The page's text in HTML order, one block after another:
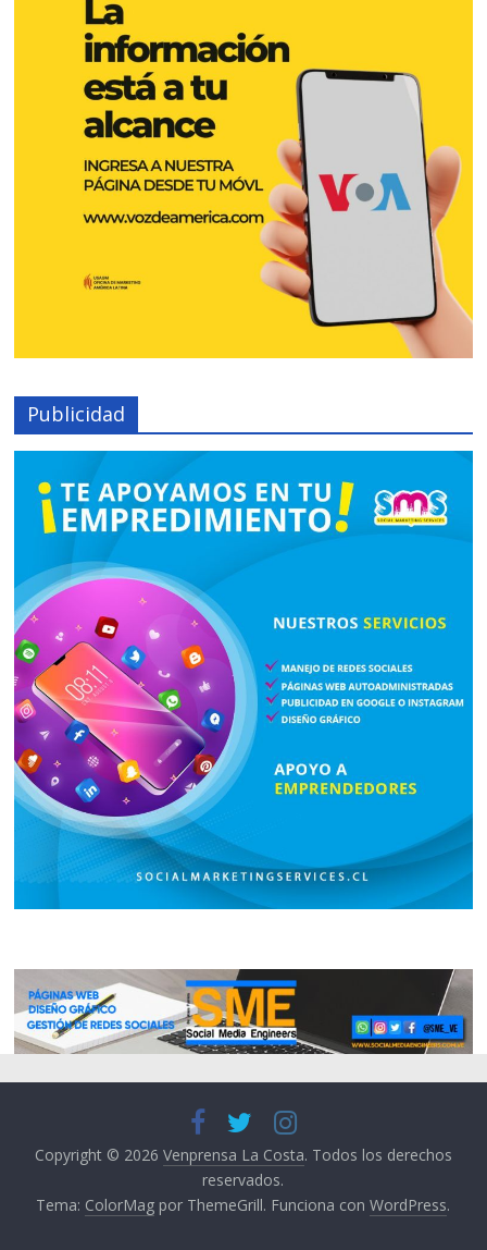
Publicidad
Copyright © 2026 Venprensa La Costa. Todos los derechos
reservados.
Tema: ColorMag por ThemeGrill. Funciona conWordPress.